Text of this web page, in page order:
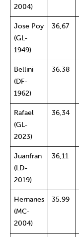
2004)
Jose Poy
(GL-
1949)
36,67
Bellini
(DF-
1962)
36,38
Rafael
(GL-
2023)
36,34
Juanfran
(LD-
2019)
36,11
Hernanes
(MC-
2004)
35,99